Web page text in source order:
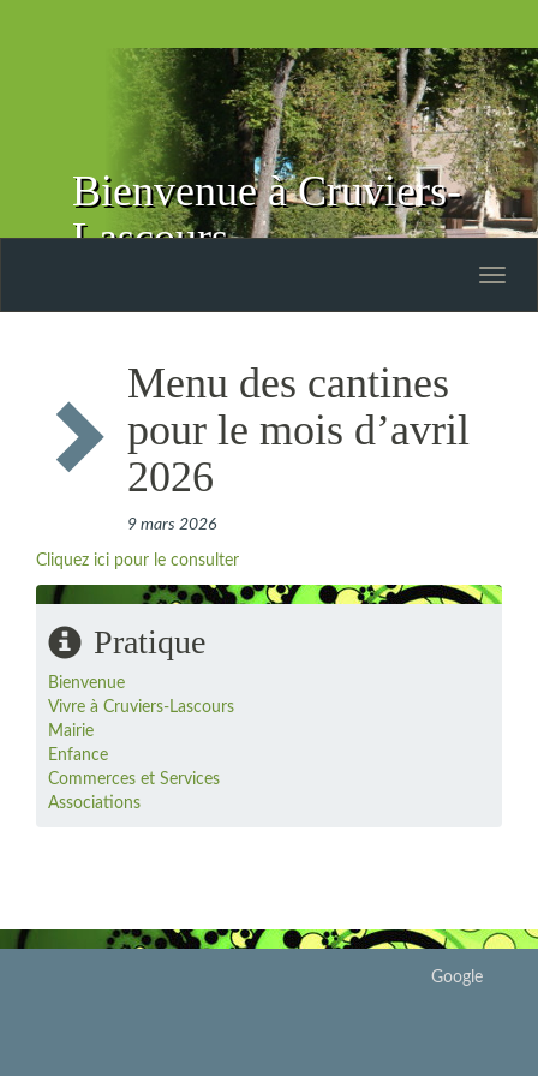
Bienvenue à Cruviers-
Lascours
Toggle
Menu des cantines
pour le mois d’avril
2026
9 mars 2026
Cliquez ici pour le consulter
Pratique
Bienvenue
Vivre à Cruviers-Lascours
Mairie
Enfance
Commerces et Services
Associations
Google